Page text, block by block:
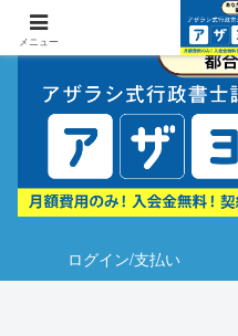
ログイン/支払い
メニュー